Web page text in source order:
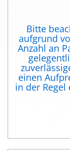
Bitte
aufgrund
Anzahl an
einen
in der